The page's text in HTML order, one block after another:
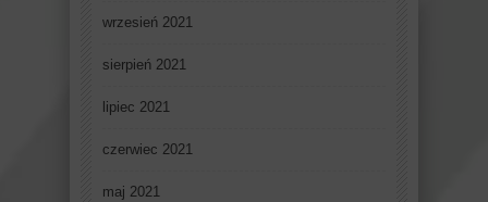
wrzesień 2021
sierpień 2021
lipiec 2021
czerwiec 2021
maj 2021